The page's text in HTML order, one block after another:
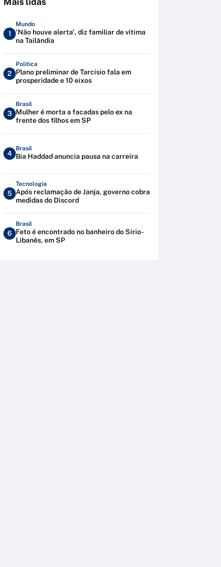
1
Mundo
'Não houve alerta', diz familiar de vítima
na Tailândia
2
Política
Plano preliminar de Tarcísio fala em
prosperidade e 10 eixos
3
Brasil
Mulher é morta a facadas pelo ex na
frente dos filhos em SP
4
Brasil
Bia Haddad anuncia pausa na carreira
5
Tecnologia
Após reclamação de Janja, governo cobra
medidas do Discord
6
Brasil
Feto é encontrado no banheiro do Sírio-
Libanês, em SP